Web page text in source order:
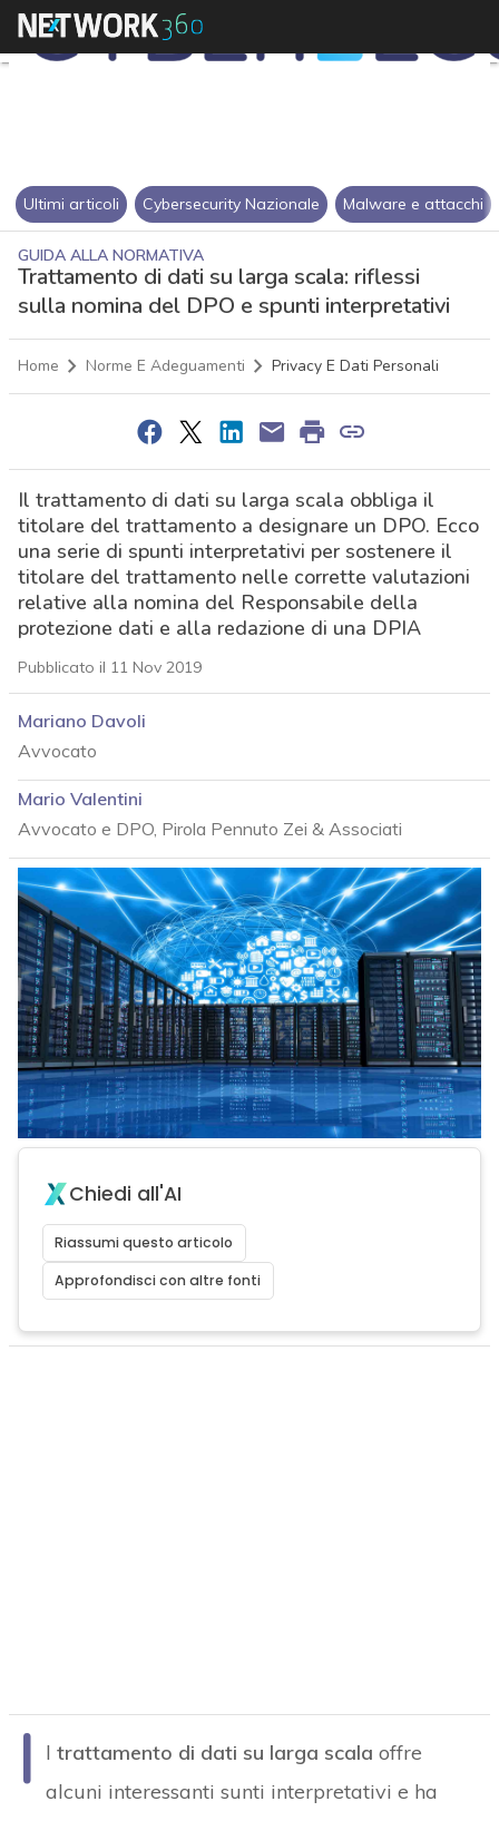
Ultimi articoli Cybersecurity Nazionale Malware e attacchi
GUIDA ALLA NORMATIVA
Trattamento di dati su larga scala: riflessi
sulla nomina del DPO e spunti interpretativi
Home Norme E Adeguamenti Privacy E Dati Personali
Il trattamento di dati su larga scala obbliga il
titolare del trattamento a designare un DPO. Ecco
una serie di spunti interpretativi per sostenere il
titolare del trattamento nelle corrette valutazioni
relative alla nomina del Responsabile della
protezione dati e alla redazione di una DPIA
Pubblicato il 11 Nov 2019
Mariano Davoli
Avvocato
Mario Valentini
Avvocato e DPO, Pirola Pennuto Zei & Associati
Chiedi all'AI
Riassumi questo articolo
Approfondisci con altre fonti
I l trattamento di dati su larga scala offre
alcuni interessanti sunti interpretativi e ha